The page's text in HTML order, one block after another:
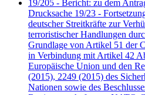
19/205 - Bericht: zu dem
Drucksache 19/23 -
deutscher Streitkräfte zur
terroristischer Handlungen
Grundlage von Artikel 51 der
in Verbindung mit Artikel 42
Europäische Union und den
(2015), 2249 (2015) des
Nationen sowie des